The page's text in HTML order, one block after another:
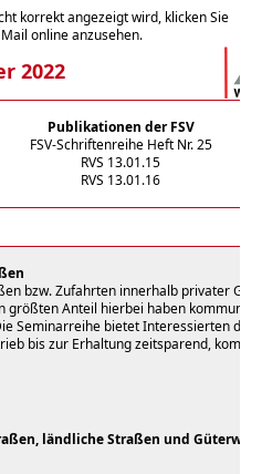
korrekt angezeigt wird, klicken Sie
online anzusehen.
2022
Publikationen der FSV
FSV-Schriftenreihe Heft Nr. 25
RVS 13.01.15
RVS 13.01.16
bzw. Zufahrten innerhalb privater
größten Anteil hierbei haben
Seminarreihe bietet Interessierten die
bis zur Erhaltung zeitsparend,
ländliche Straßen und